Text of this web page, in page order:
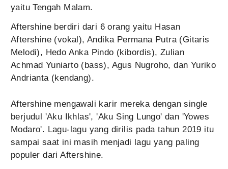
yaitu Tengah Malam.
Aftershine berdiri dari 6 orang yaitu Hasan
Aftershine (vokal), Andika Permana Putra (Gitaris
Melodi), Hedo Anka Pindo (kibordis), Zulian
Achmad Yuniarto (bass), Agus Nugroho, dan Yuriko
Andrianta (kendang).
Aftershine mengawali karir mereka dengan single
berjudul 'Aku Ikhlas', 'Aku Sing Lungo' dan 'Yowes
Modaro'. Lagu-lagu yang dirilis pada tahun 2019 itu
sampai saat ini masih menjadi lagu yang paling
populer dari Aftershine.